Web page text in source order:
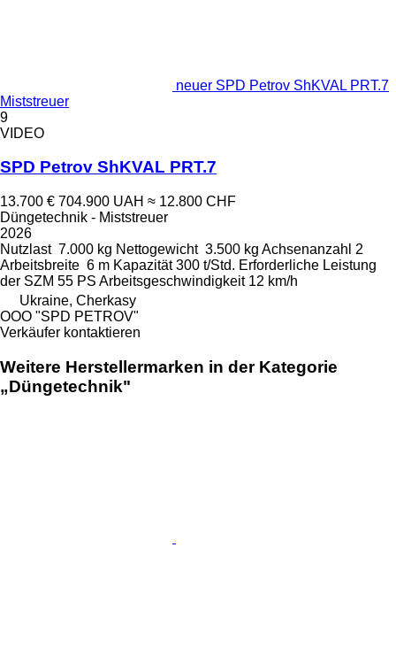
neuer SPD Petrov ShKVAL PRT.7
Miststreuer
9
VIDEO
SPD Petrov ShKVAL PRT.7
13.700 € 704.900 UAH ≈ 12.800 CHF
Düngetechnik - Miststreuer
2026
Nutzlast 7.000 kg Nettogewicht 3.500 kg Achsenanzahl 2
Arbeitsbreite 6 m Kapazität 300 t/Std. Erforderliche Leistung
der SZM 55 PS Arbeitsgeschwindigkeit 12 km/h
Ukraine, Cherkasy
OOO "SPD PETROV"
Verkäufer kontaktieren
Weitere Herstellermarken in der Kategorie
„Düngetechnik"